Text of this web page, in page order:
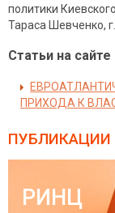
политики
Тараса Шевченко,
Статьи на
ПРИХОДА К
ПУБЛИКАЦИИ
РИНЦ